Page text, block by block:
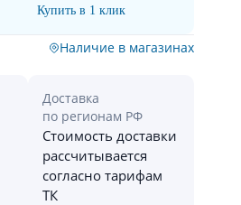
Купить в 1 клик
Наличие в магазинах
Доставка
по регионам РФ
Стоимость доставки
рассчитывается
согласно тарифам
ТК